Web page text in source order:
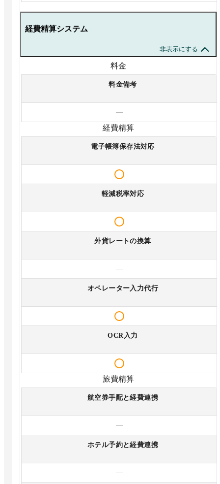
経費精算システム
非表示にする
料金
料金備考
—
経費精算
電子帳簿保存法対応
軽減税率対応
外貨レートの換算
—
オペレーター入力代行
OCR入力
旅費精算
航空券手配と経費連携
—
ホテル予約と経費連携
—